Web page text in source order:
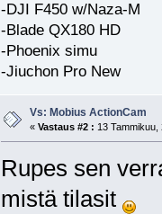
-DJI F450 w/Naza-M
-Blade QX180 HD
-Phoenix simu
-Jiuchon Pro New
Vs: Mobius ActionCam
« Vastaus #2 : 13 Tammikuu,
Rupes sen
mistä tilasit